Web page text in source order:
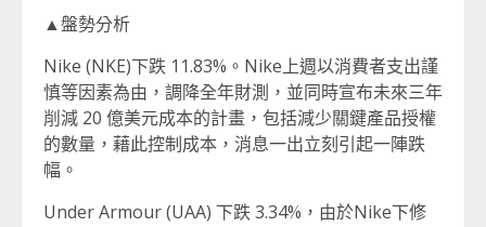
▲盤勢分析
Nike (NKE)下跌 11.83%。Nike上週以消費者支出謹
慎等因素為由，調降全年財測，並同時宣布未來三年
削減 20 億美元成本的計畫，包括減少關鍵產品授權
的數量，藉此控制成本，消息一出立刻引起一陣跌
幅。
Under Armour (UAA) 下跌 3.34%，由於Nike下修